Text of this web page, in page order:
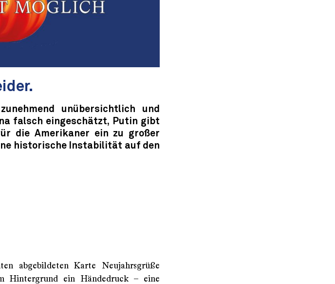
unübersichtlich und
falsch eingeschätzt, Putin gibt
die Amerikaner ein zu großer
historische Instabilität auf den
abgebildeten Karte Neujahrsgrüße
Hintergrund ein Händedruck – eine